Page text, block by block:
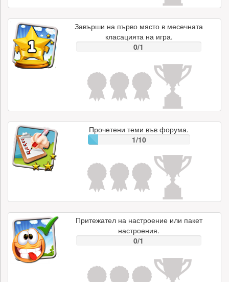
Завърши на първо място в месечната
класацията на игра.
0/1
Прочетени теми във форума.
1/10
Притежател на настроение или пакет
настроения.
0/1